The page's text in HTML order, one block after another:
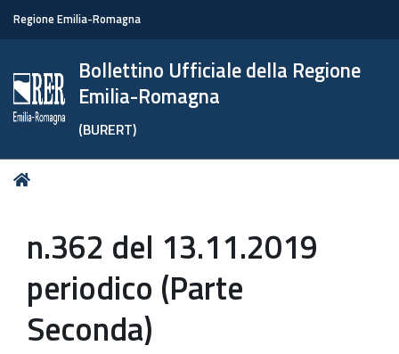
Regione Emilia-Romagna
Bollettino Ufficiale della Regione
Emilia-Romagna
(BURERT)
Tu
n.362 del 13.11.2019
periodico (Parte
Seconda)